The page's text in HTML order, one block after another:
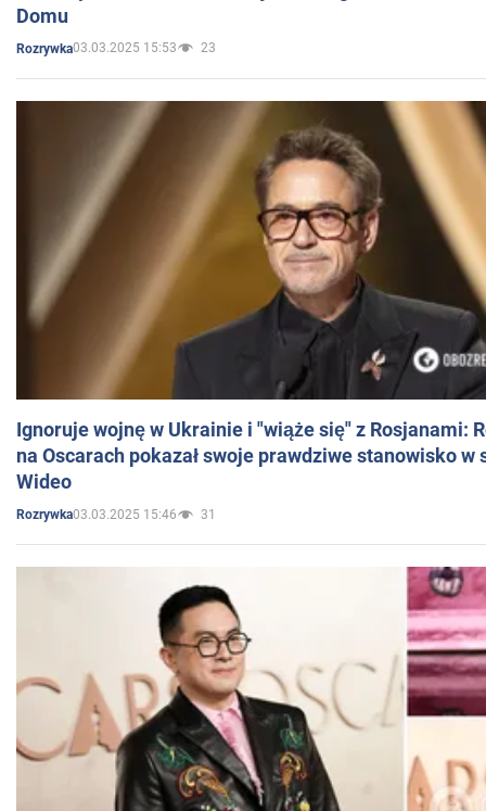
Domu
Rozrywka03.03.2025 15:53 23
Ignoruje wojnę w Ukrainie i "wiąże się" z Rosjanami:
na Oscarach pokazał swoje prawdziwe stanowisko w
Wideo
Rozrywka03.03.2025 15:46 31